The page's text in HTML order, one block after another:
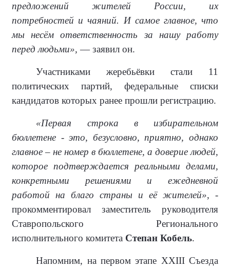
предложений жителей России, их
потребностей и чаяний. И самое главное, что
мы несём ответственность за нашу работу
перед людьми», — заявил он.
Участниками жеребьёвки стали 11
политических партий, федеральные списки
кандидатов которых ранее прошли регистрацию.
«Первая строка в избирательном
бюллетене - это, безусловно, приятно, однако
главное – не номер в бюллетене, а доверие людей,
которое подтверждается реальными делами,
конкретными решениями и ежедневной
работой на благо страны и её жителей», -
прокомментировал заместитель руководителя
Ставропольского Регионального
исполнительного комитета Степан Кобель.
Напомним, на первом этапе XXIII Съезда